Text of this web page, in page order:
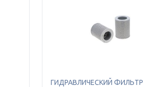
ГИДРАВЛИЧЕСКИЙ ФИЛЬТР